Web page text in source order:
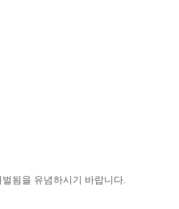
됨을 유념하시기 바랍니다.